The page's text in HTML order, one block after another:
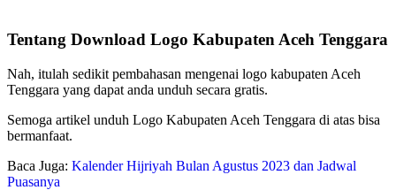
Tentang Download Logo Kabupaten Aceh Tenggara
Nah, itulah sedikit pembahasan mengenai logo kabupaten Aceh
Tenggara yang dapat anda unduh secara gratis.
Semoga artikel unduh Logo Kabupaten Aceh Tenggara di atas bisa
bermanfaat.
Baca Juga: Kalender Hijriyah Bulan Agustus 2023 dan Jadwal
Puasanya